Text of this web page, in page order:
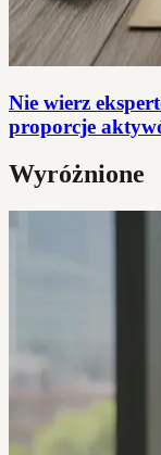
Nie wierz
proporcje
Wyróżnione